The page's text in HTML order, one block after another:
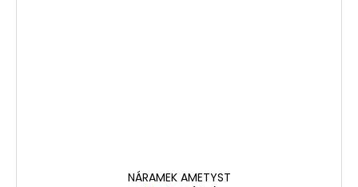
NÁRAMEK AMETYST